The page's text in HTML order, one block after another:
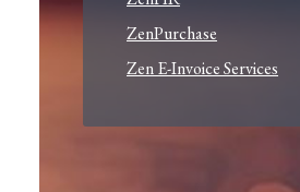
ZenPurchase
Zen E-Invoice Services